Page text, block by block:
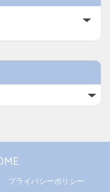
プライバシーポリシー